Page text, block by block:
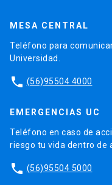
MESA CENTRAL
Teléfono para
Universidad.
phone (56)95504 4000
EMERGENCIAS UC
Teléfono en caso de
riesgo tu vida dentro de
phone (56)95504 5000